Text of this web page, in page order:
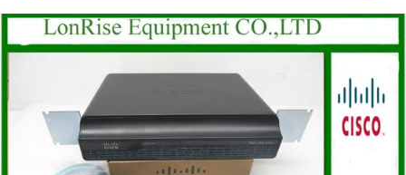
SITEMAP
KEBIJAKAN
PRIVASI